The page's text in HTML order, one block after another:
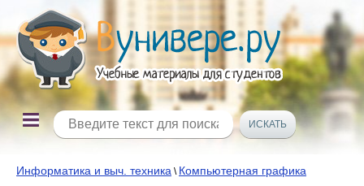
Информатика и выч. техника \ Компьютерная графика